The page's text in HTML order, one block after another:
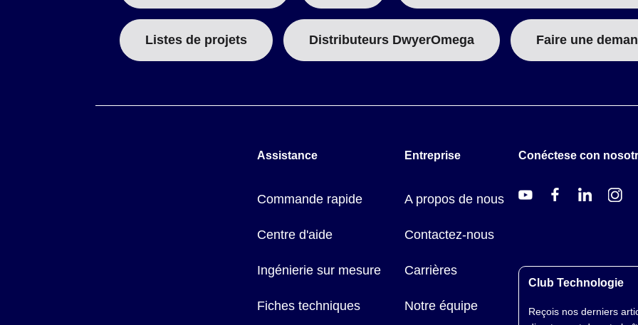
Listes de projets Distributeurs DwyerOmega Faire une
Assistance
Commande rapide
Centre d'aide
Ingénierie sur mesure
Fiches techniques
Entreprise
A propos de nous
Contactez-nous
Carrières
Notre équipe
Conéctese con
Club Technologie
Reçois nos derniers